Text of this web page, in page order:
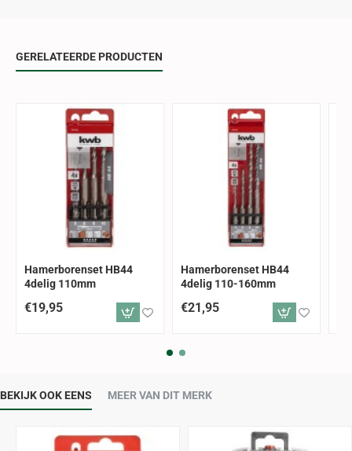
GERELATEERDE PRODUCTEN
Hamerborenset HB44
4delig 110mm
€19,95
Hamerborenset HB44
4delig 110-160mm
€21,95
BEKIJK OOK EENS MEER VAN DIT MERK